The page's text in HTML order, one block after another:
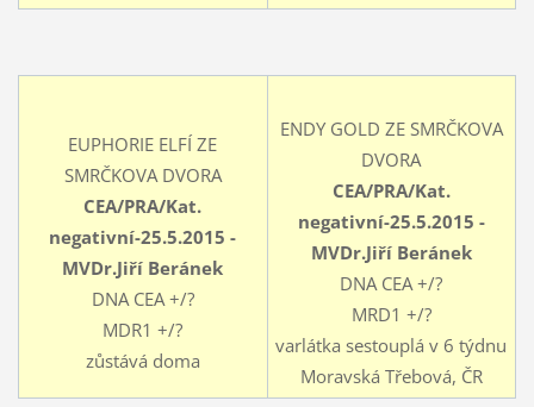
EUPHORIE ELFÍ ZE
SMRČKOVA DVORA
CEA/PRA/Kat.
negativní-25.5.2015 -
MVDr.Jiří Beránek
DNA CEA +/?
MDR1 +/?
zůstává doma
ENDY GOLD ZE SMRČKOVA
DVORA
CEA/PRA/Kat.
negativní-25.5.2015 -
MVDr.Jiří Beránek
DNA CEA +/?
MRD1 +/?
varlátka sestouplá v 6 týdnu
Moravská Třebová, ČR